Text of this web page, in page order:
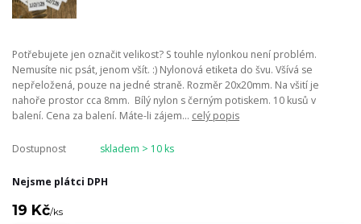
Potřebujete jen označit velikost? S touhle nylonkou není problém.
Nemusíte nic psát, jenom všít. :) Nylonová etiketa do švu. Všívá se
nepřeložená, pouze na jedné straně. Rozměr 20x20mm. Na všití je
nahoře prostor cca 8mm. Bílý nylon s černým potiskem. 10 kusů v
balení. Cena za balení. Máte-li zájem... celý popis
Dostupnost skladem > 10 ks
Nejsme plátci DPH
19 Kč/ks